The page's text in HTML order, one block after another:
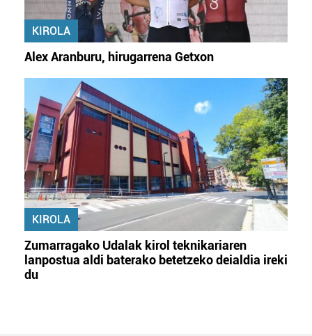
KIROLA
Alex Aranburu, hirugarrena Getxon
KIROLA
Zumarragako Udalak kirol teknikariaren
lanpostua aldi baterako betetzeko deialdia ireki
du